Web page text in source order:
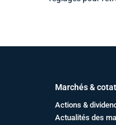
Marchés &
Actions &
Actualités des